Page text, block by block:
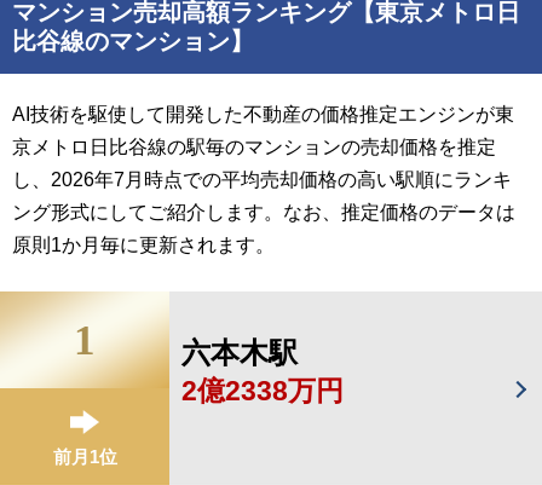
マンション売却高額ランキング【東京メトロ日
比谷線のマンション】
AI技術を駆使して開発した不動産の価格推定エンジンが東
京メトロ日比谷線の駅毎のマンションの売却価格を推定
し、2026年7月時点での平均売却価格の高い駅順にランキ
ング形式にしてご紹介します。なお、推定価格のデータは
原則1か月毎に更新されます。
1
前月1位
六本木駅
2億2338万円